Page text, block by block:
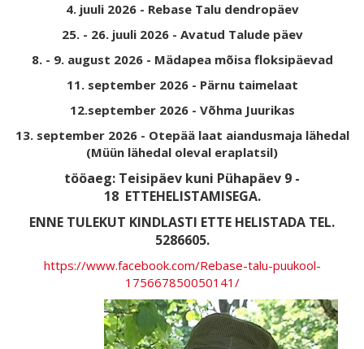
4. juuli 2026 - Rebase Talu dendropäev
25. - 26. juuli 2026 - Avatud Talude päev
8. - 9. august 2026 - Mädapea mõisa floksipäevad
11. september 2026 - Pärnu taimelaat
12.september 2026 - Võhma Juurikas
13. september 2026 - Otepää laat aiandusmaja lähedal
(Müün lähedal oleval eraplatsil)
tööaeg: Teisipäev kuni Pühapäev 9 -
18 ETTEHELISTAMISEGA.
ENNE TULEKUT KINDLASTI ETTE HELISTADA TEL.
5286605.
https://www.facebook.com/Rebase-talu-puukool-
175667850050141/